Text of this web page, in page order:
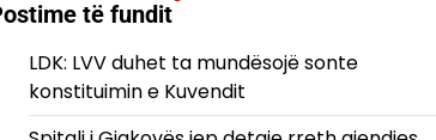
të fundit
LDK: LVV duhet ta mundësojë sonte
konstituimin e Kuvendit